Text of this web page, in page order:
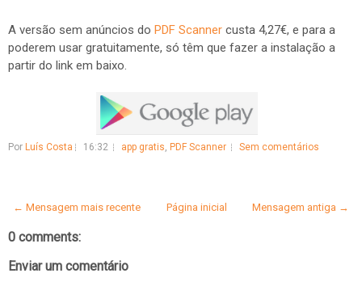
A versão sem anúncios do PDF Scanner custa 4,27€, e para a
poderem usar gratuitamente, só têm que fazer a instalação a
partir do link em baixo.
Por Luís Costa 16:32 app gratis, PDF Scanner Sem comentários
← Mensagem mais recente Mensagem antiga →
Página inicial
0 comments:
Enviar um comentário